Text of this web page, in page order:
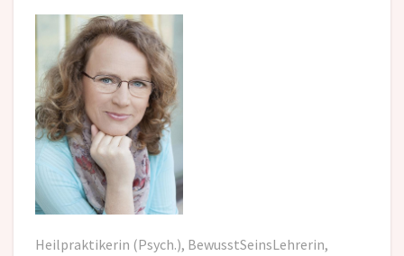
Heilpraktikerin (Psych.), BewusstSeinsLehrerin,